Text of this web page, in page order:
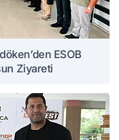
ESOB
Ziyareti